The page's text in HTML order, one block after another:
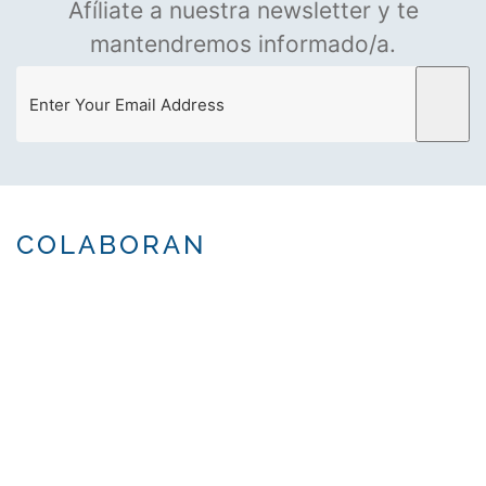
Afíliate a nuestra newsletter y te
mantendremos informado/a.
COLABORAN